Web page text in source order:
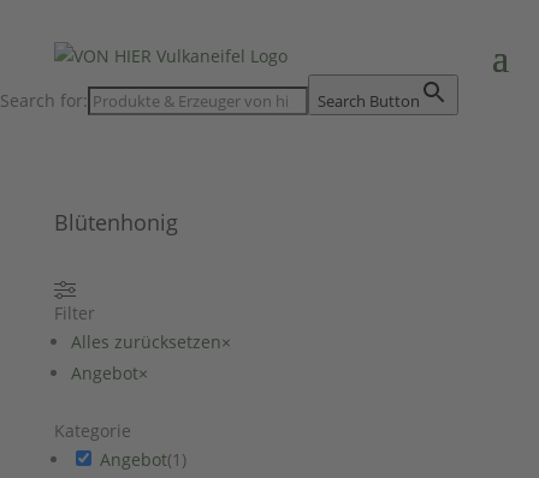
Search for: Search Button
Blütenhonig
Filter
Alles zurücksetzen×
Angebot×
Kategorie
Angebot(1 )